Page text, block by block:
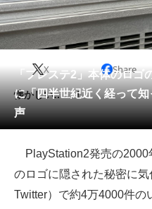
住まい
会員記事
メディア
注目記事を集めた総合ページ
ITの今と未来を見通す
スマホと通信の最新トレンド
「プレステ2」本体のロ
に「四半世紀近く経って
声
X Share
懐かしい……！
PlayStation2発売の2000
のロゴに隠された秘密に
Twitter）で約4万4000件の